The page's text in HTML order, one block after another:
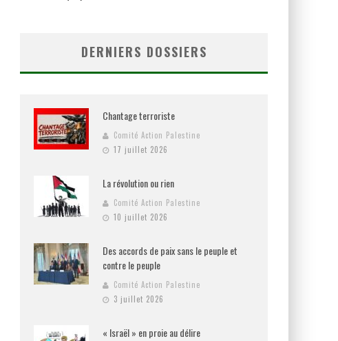
DERNIERS DOSSIERS
Chantage terroriste
Comité Action Palestine
17 juillet 2026
La révolution ou rien
Comité Action Palestine
10 juillet 2026
Des accords de paix sans le peuple et
contre le peuple
Comité Action Palestine
3 juillet 2026
« Israël » en proie au délire